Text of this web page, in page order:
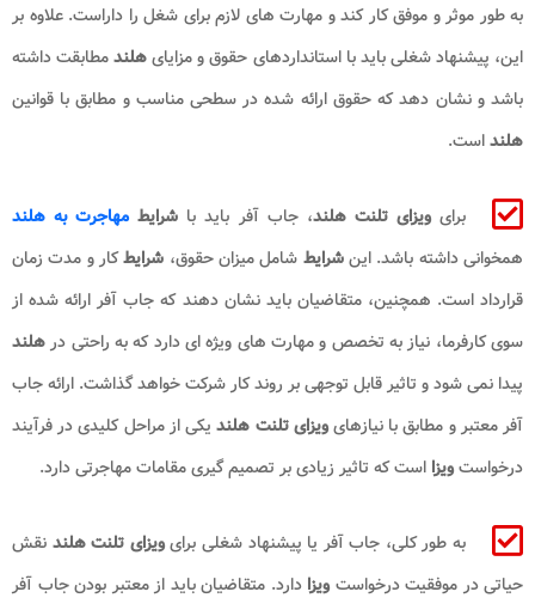
به طور موثر و موفق کار کند و مهارت ‌های لازم برای شغل را داراست. علاوه بر
این، پیشنهاد شغلی باید با استانداردهای حقوق و مزایایهلندمطابقت داشته
باشد و نشان دهد که حقوق ارائه ‌شده در سطحی مناسب و مطابق با قوانین
هلنداست.
برایویزای تلنت هلند، جاب آفر باید با شرایطمهاجرت به هلند
همخوانی داشته باشد. اینشرایط شامل میزان حقوق، شرایطکار و مدت زمان
قرارداد است. همچنین، متقاضیان باید نشان دهند که جاب آفر ارائه‌ شده از
سوی کارفرما، نیاز به تخصص و مهارت ‌های ویژه ‌ای دارد که به راحتی درهلند
پیدا نمی ‌شود و تاثیر قابل توجهی بر روند کار شرکت خواهد گذاشت. ارائه جاب
آفر معتبر و مطابق با نیازهایویزای تلنت هلندیکی از مراحل کلیدی در فرآیند
درخواستویزا است که تاثیر زیادی بر تصمیم‌ گیری مقامات مهاجرتی دارد.
به طور کلی، جاب آفر یا پیشنهاد شغلی برایویزای تلنت هلند نقش
حیاتی در موفقیت درخواست ویزادارد. متقاضیان باید از معتبر بودن جاب آفر